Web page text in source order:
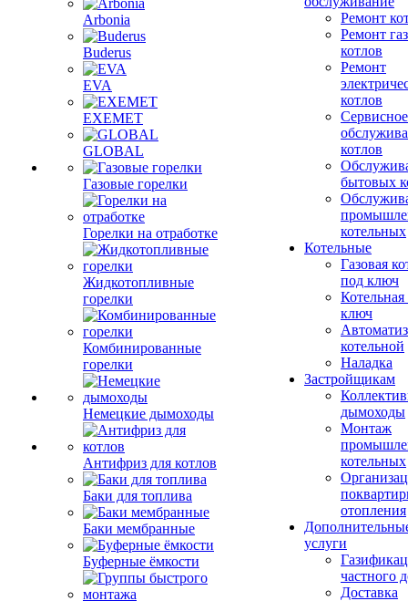
Arbonia
Buderus
EVA
EXEMET
GLOBAL
Газовые горелки
Горелки на отработке
Жидкотопливные
горелки
Комбинированные
горелки
Немецкие дымоходы
Антифриз для котлов
Баки для топлива
Баки мембранные
Буферные ёмкости
Ремонт
Ремонт
котлов
Ремонт
котлов
Сервисное
котлов
бытовых
котельных
Котельные
Газовая
под ключ
ключ
котельной
Наладка
Застройщикам
дымоходы
Монтаж
котельных
отопления
услуги
частного
Доставка